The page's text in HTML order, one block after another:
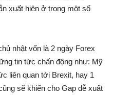
xuất hiện ở trong một số
nhật vốn là 2 ngày Forex
tin tức chấn động như: Mỹ
liên quan tới Brexit, hay 1
sẽ khiến cho Gap dễ xuất